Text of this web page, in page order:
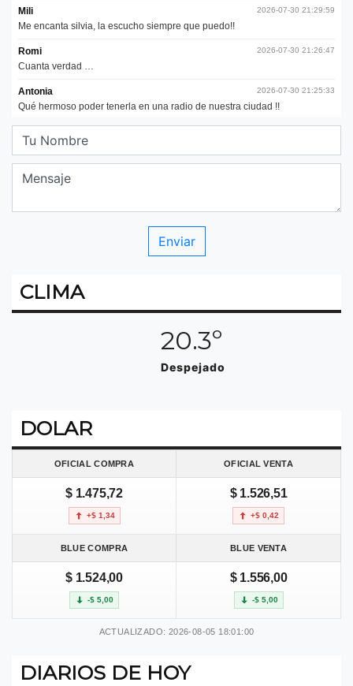
CLIMA
20.3º
Despejado
DOLAR
OFICIAL COMPRA OFICIAL VENTA
$ 1.475,72
+$ 1,34
$ 1.526,51
+$ 0,42
BLUE COMPRA BLUE VENTA
$ 1.524,00
-$ 5,00
$ 1.556,00
-$ 5,00
ACTUALIZADO: 2026-08-05 18:01:00
DIARIOS DE HOY